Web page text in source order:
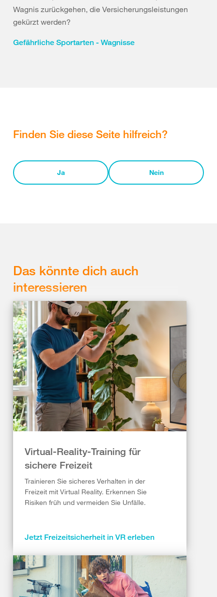
Wagnis zurückgehen, die Versicherungsleistungen
gekürzt werden?
Gefährliche Sportarten - Wagnisse
Finden Sie diese Seite hilfreich?
Ja Nein
Das könnte dich auch
interessieren
Virtual-Reality-Training für
sichere Freizeit
Trainieren Sie sicheres Verhalten in der
Freizeit mit Virtual Reality. Erkennen Sie
Risiken früh und vermeiden Sie Unfälle.
Jetzt Freizeitsicherheit in VR erleben